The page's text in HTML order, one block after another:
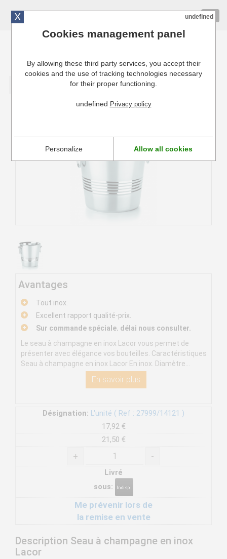
Cuisinresto: Ustensiles de cuisine pour professionnels
Avantages
Tout inox.
Excellent rapport qualité-prix.
Sur commande spéciale. délai nous consulter.
Le seau à champagne en inox Lacor vous permet de
présenter avec élégance vos bouteilles. Caractéristiques
Seau à champagne en inox Lacor En inox. Diamètre...
En savoir plus
Désignation: L'unité ( Ref : 27999/14121 )
17,92 €
21,50 €
+ -
Livré
sous:
Me prévenir lors de
la remise en vente
Description Seau à champagne en inox
Lacor
X undefined
Cookies management panel
By allowing these third party services, you accept their
cookies and the use of tracking technologies necessary
for their proper functioning.
undefined Privacy policy
Personalize Allow all cookies